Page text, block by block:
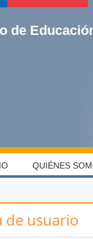
de
de usuario
QUIÉNES